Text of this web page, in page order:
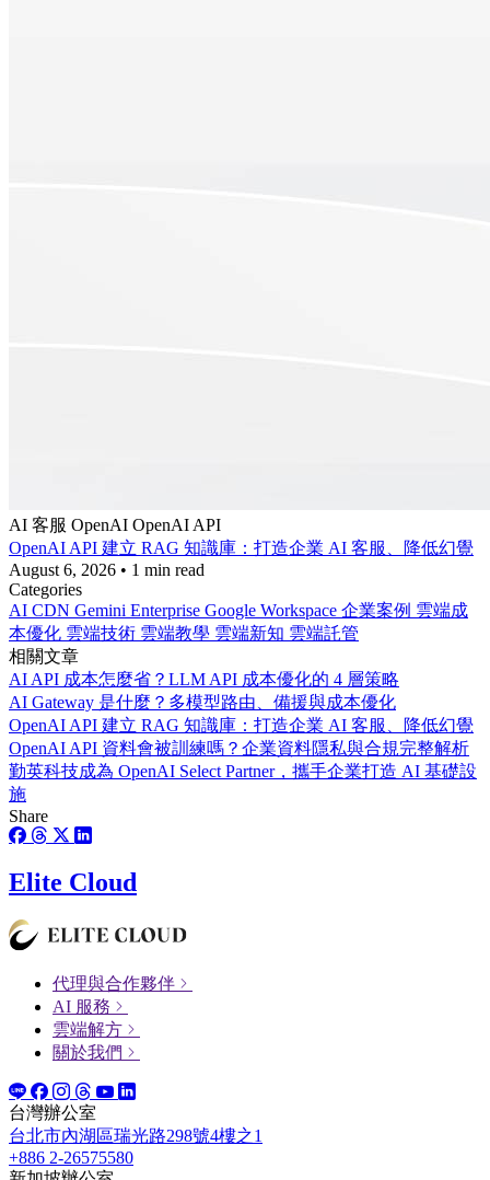
AI 客服 OpenAI OpenAI API
OpenAI API 建立 RAG 知識庫：打造企業 AI 客服、降低幻覺
August 6, 2026 • 1 min read
Categories
AI CDN Gemini Enterprise Google Workspace 企業案例 雲端成
本優化 雲端技術 雲端教學 雲端新知 雲端託管
相關文章
AI API 成本怎麼省？LLM API 成本優化的 4 層策略
AI Gateway 是什麼？多模型路由、備援與成本優化
OpenAI API 建立 RAG 知識庫：打造企業 AI 客服、降低幻覺
OpenAI API 資料會被訓練嗎？企業資料隱私與合規完整解析
勤英科技成為 OpenAI Select Partner，攜手企業打造 AI 基礎設
施
Share
Elite Cloud
代理與合作夥伴
AI 服務
雲端解方
關於我們
台灣辦公室
台北市內湖區瑞光路298號4樓之1
+886 2-26575580